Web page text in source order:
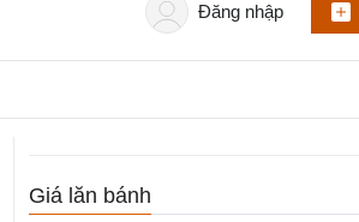
Đăng nhập
Giá lăn bánh